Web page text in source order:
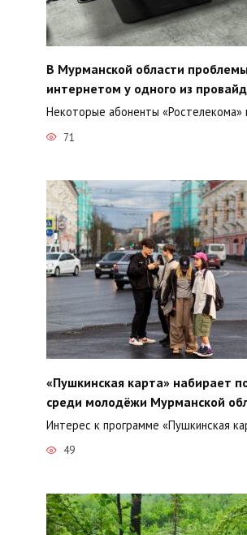
В Мурманской области
интернетом у одного из
Некоторые абоненты «Ростелекома»
71
«Пушкинская карта» набирает
среди молодёжи Мурманской
Интерес к программе «Пушкинская
49